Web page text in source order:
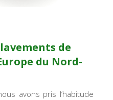
de
du Nord-
avons pris l’habitude